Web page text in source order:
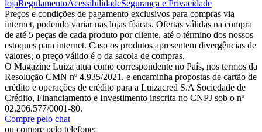
lojaRegulamentoAcessibilidadeSegurança e Privacidade
Preços e condições de pagamento exclusivos para compras via
internet, podendo variar nas lojas físicas. Ofertas válidas na compra
de até 5 peças de cada produto por cliente, até o término dos nossos
estoques para internet. Caso os produtos apresentem divergências de
valores, o preço válido é o da sacola de compras.
O Magazine Luiza atua como correspondente no País, nos termos da
Resolução CMN nº 4.935/2021, e encaminha propostas de cartão de
crédito e operações de crédito para a Luizacred S.A Sociedade de
Crédito, Financiamento e Investimento inscrita no CNPJ sob o nº
02.206.577/0001-80.
Compre pelo chat
ou compre pelo telefone: